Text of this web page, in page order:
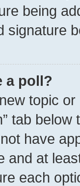
being
signature
a poll?
topic
tab
have
and at
each